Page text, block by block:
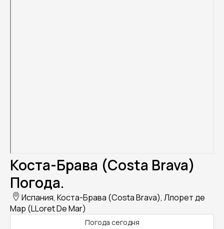
Коста-Брава (Costa Brava)
Погода.
Испания, Коста-Брава (Costa Brava), Ллорет де
Мар (LLoret De Mar)
Погода сегодня